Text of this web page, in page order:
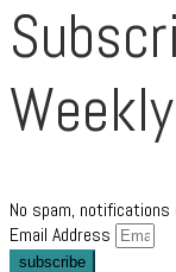
No spam,
Email Address
subscribe